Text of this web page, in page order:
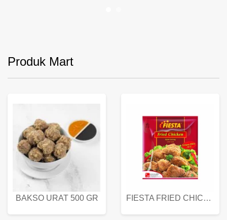
Produk Mart
BAKSO URAT 500 GR FIESTA FRIED CHICKEN 500 GR